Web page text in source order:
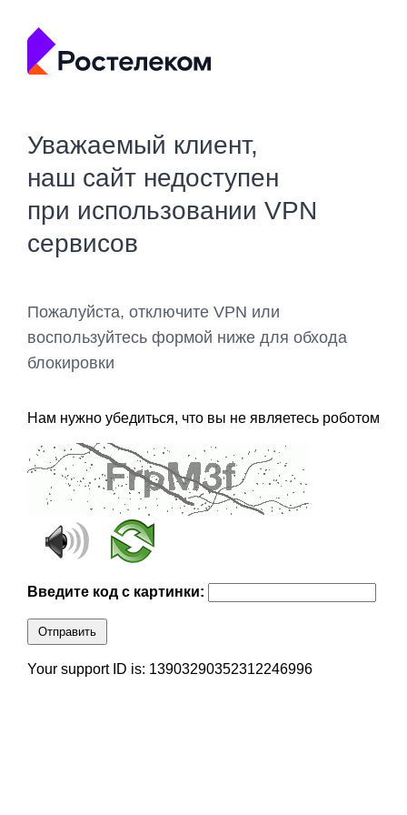
Уважаемый клиент,
наш сайт недоступен
при использовании VPN
сервисов
Пожалуйста, отключите VPN или
воспользуйтесь формой ниже для обхода
блокировки
Нам нужно убедиться, что вы не являетесь роботом
Введите код с картинки:
Отправить
Your support ID is: 13903290352312246996